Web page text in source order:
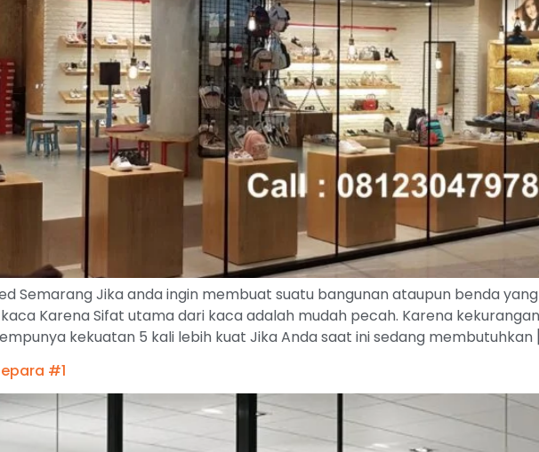
Semarang Jika anda ingin membuat suatu bangunan ataupun benda
Karena Sifat utama dari kaca adalah mudah pecah. Karena
kekuatan 5 kali lebih kuat Jika Anda saat ini sedang membutuhkan
#1